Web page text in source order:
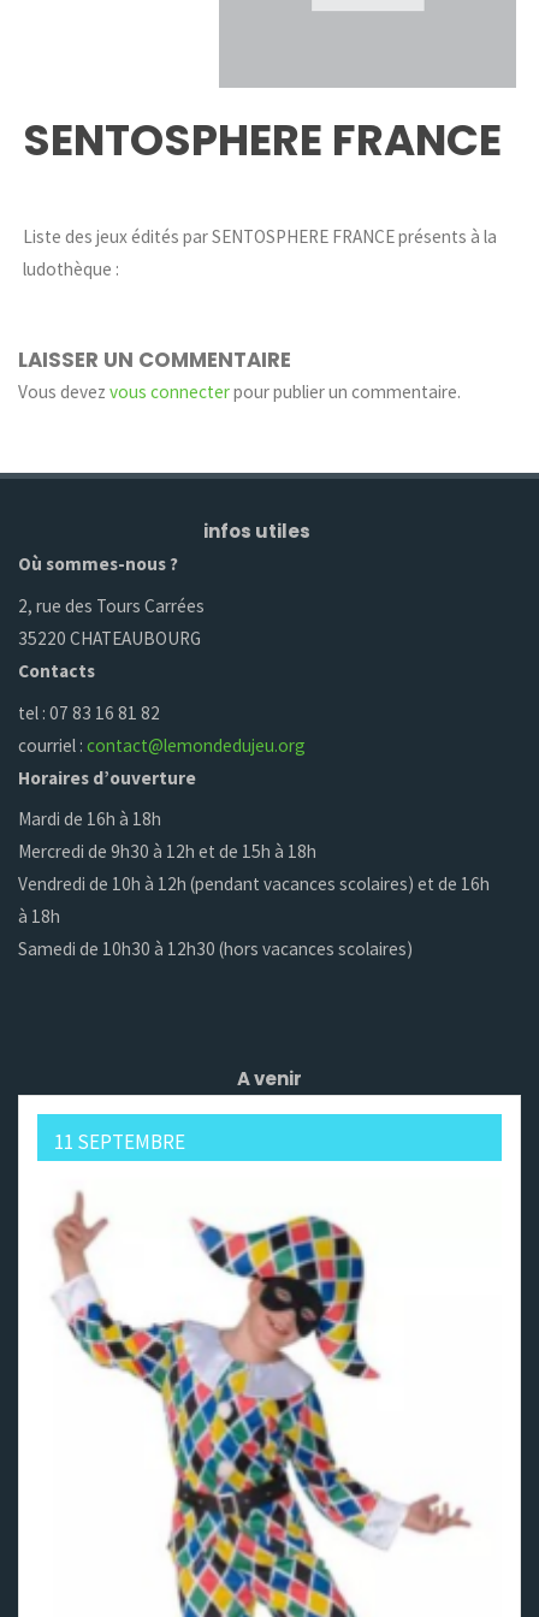
SENTOSPHERE FRANCE
Liste des jeux édités par SENTOSPHERE FRANCE présents à la
ludothèque :
LAISSER UN COMMENTAIRE
Vous devezvous connecterpour publier un commentaire.
infos utiles
Où sommes-nous ?
2, rue des Tours Carrées
35220 CHATEAUBOURG
Contacts
tel : 07 83 16 81 82
courriel :contact@lemondedujeu.org
Horaires d’ouverture
Mardi de 16h à 18h
Mercredi de 9h30 à 12h et de 15h à 18h
Vendredi de 10h à 12h (pendant vacances scolaires) et de 16h
à 18h
Samedi de 10h30 à 12h30 (hors vacances scolaires)
A venir
11 SEPTEMBRE